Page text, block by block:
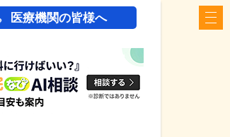
医療機関の皆様へ